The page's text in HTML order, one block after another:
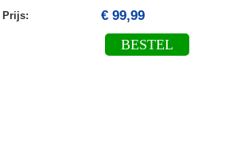
Prijs: € 99,99
BESTEL